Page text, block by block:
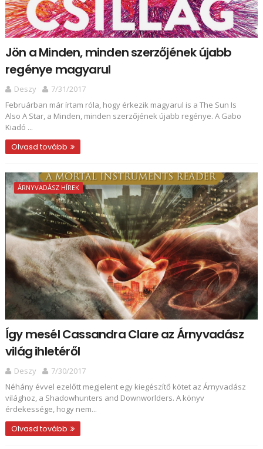
Jön a Minden, minden szerzőjének újabb
regénye magyarul
Deszy
7/31/2017
Februárban már írtam róla, hogy érkezik magyarul is a The Sun Is
Also A Star, a Minden, minden szerzőjének újabb regénye. A Gabo
Kiadó ...
Olvasd tovább
ÁRNYVADÁSZ HÍREK
Így mesél Cassandra Clare az Árnyvadász
világ ihletéről
Deszy
7/30/2017
Néhány évvel ezelőtt megjelent egy kiegészítő kötet az Árnyvadász
világhoz, a Shadowhunters and Downworlders. A könyv
érdekessége, hogy nem...
Olvasd tovább